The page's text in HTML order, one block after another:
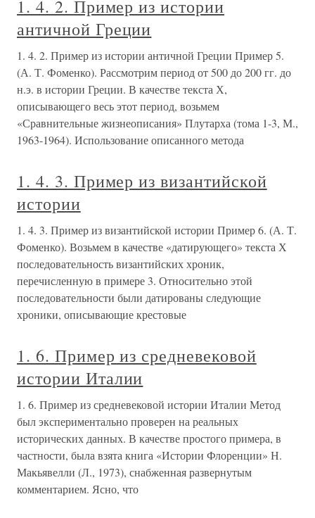
1. 4. 2. Пример из истории
античной Греции
1. 4. 2. Пример из истории античной Греции Пример 5.
(А. Т. Фоменко). Рассмотрим период от 500 до 200 гг. до
н.э. в истории Греции. В качестве текста Х,
описывающего весь этот период, возьмем
«Сравнительные жизнеописания» Плутарха (тома 1-3, М.,
1963-1964). Использование описанного метода
1. 4. 3. Пример из византийской
истории
1. 4. 3. Пример из византийской истории Пример 6. (А. Т.
Фоменко). Возьмем в качестве «датирующего» текста Х
последовательность византийских хроник,
перечисленную в примере 3. Относительно этой
последовательности были датированы следующие
хроники, описывающие крестовые
1. 6. Пример из средневековой
истории Италии
1. 6. Пример из средневековой истории Италии Метод
был экспериментально проверен на реальных
исторических данных. В качестве простого примера, в
частности, была взята книга «Истории Флоренции» Н.
Макьявелли (Л., 1973), снабженная развернутым
комментарием. Ясно, что